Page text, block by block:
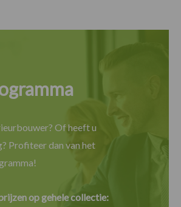
Of heeft u
Profiteer dan van het
op gehele collectie: